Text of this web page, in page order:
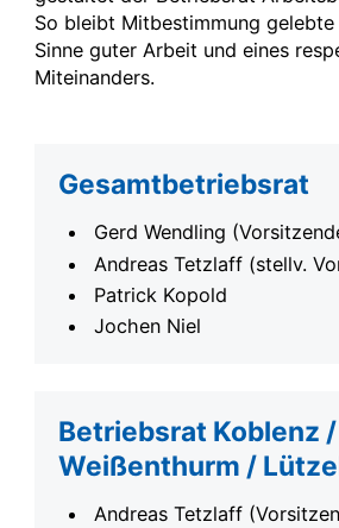
So bleibt Mitbestimmung
Sinne guter Arbeit und eines
Miteinanders.
Gesamtbetriebsrat
Gerd Wendling
Andreas Tetzlaff (stellv.
Patrick Kopold
Jochen Niel
Betriebsrat Koblenz /
Weißenthurm /
Andreas Tetzlaff